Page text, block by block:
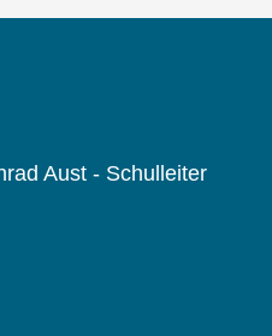
Aust - Schulleiter